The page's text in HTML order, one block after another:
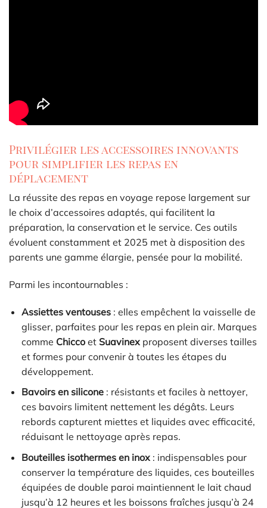
Privilégier les accessoires innovants
pour simplifier les repas en
déplacement
La réussite des repas en voyage repose largement sur
le choix d’accessoires adaptés, qui facilitent la
préparation, la conservation et le service. Ces outils
évoluent constamment et 2025 met à disposition des
parents une gamme élargie, pensée pour la mobilité.
Parmi les incontournables :
Assiettes ventouses: elles empêchent la vaisselle de
glisser, parfaites pour les repas en plein air. Marques
comme Chiccoet Suavinexproposent diverses tailles
et formes pour convenir à toutes les étapes du
développement.
Bavoirs en silicone: résistants et faciles à nettoyer,
ces bavoirs limitent nettement les dégâts. Leurs
rebords capturent miettes et liquides avec efficacité,
réduisant le nettoyage après repas.
Bouteilles isothermes en inox: indispensables pour
conserver la température des liquides, ces bouteilles
équipées de double paroi maintiennent le lait chaud
jusqu’à 12 heures et les boissons fraîches jusqu’à 24